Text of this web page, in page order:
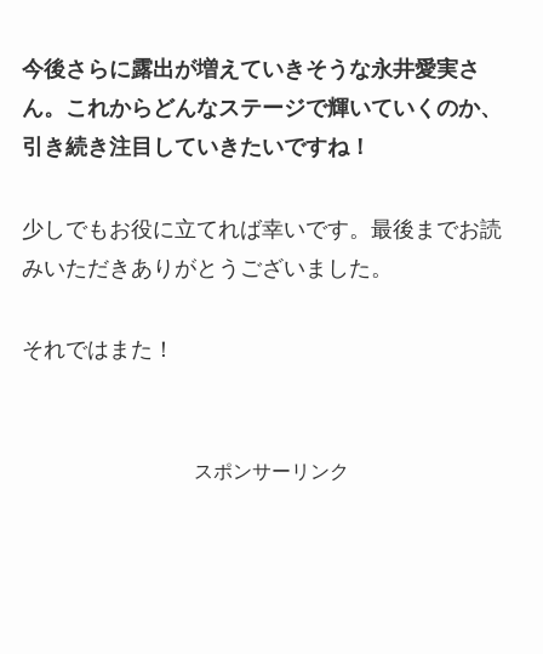
今後さらに露出が増えていきそうな永井愛実さ
ん。これからどんなステージで輝いていくのか、
引き続き注目していきたいですね！
少しでもお役に立てれば幸いです。最後までお読
みいただきありがとうございました。
それではまた！
スポンサーリンク